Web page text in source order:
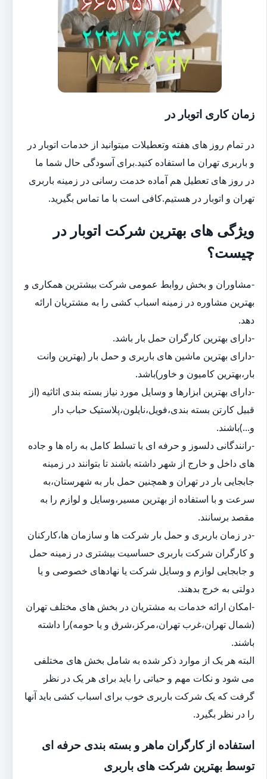
زمان کاری اتوبار در
در تمام روز های هفته وتعطیلات میتوانید از خدمات اتوبار در
و باربری تهران ما استفاده کنید.برای آسودگی حال شما ما
در روز های تعطیل هم آماده خدمت رسانی در زمینه باربری
تهران و اتوبار در هستیم.کافی است با ما تماس بگیرید.
ویژگی های بهترین شرکت اتوبار در
چیست؟
-مشاوران و بخش روابط عمومی شرکت بیشترین همکاری و
بهترین مشاوره در زمینه اسباب کشی را به مشتریان ارائه
دهد.
-دارای بهترین کارگران حمل بار باشد.
-دارای بهترین ماشین های باربری و حمل بار (بهترین وانت
بار،بهترین کامیون و خاور)باشد.
-دارای بهترین ابزارها و وسایل مورد نیاز بسته بندی اثاثیه (از
قبیل کارتن بسته بندی،فویل،نایلون،پلاستیک حباب دار
و...)باشند.
-رانندگانی دلسوز و حرفه ای با تسلط کامل به راه ها و جاده
های داخل و خارج از شهر داشته باشند تا بتوانند در زمینه
جابجایی بار در تهران و همچنین حمل بار به شهرستان،به
سرعت و با استفاده از بهترین مسیر،وسایل و لوازم را به
مقصد برسانند.
-در زمان باربری و حمل بار شرکت ها و سازمان ها،کارکنان
و کارگران شرکت باربری حساسیت بیشتری در زمینه حمل
و جابجایی لوازم و وسایل شرکت یا نهادهای خصوصی و یا
دولتی به خرج بدهند.
-امکان ارائه خدمات به مشتریان در بخش های مختلف تهران
(شمال تهران،غرب تهران،مرکز،شرق و یا حومه)را داشته
باشند.
البته هر یک از موارد ذکر شده به شامل بخش های مختلفی
می شود و نکات مهم و حیاتی را باید برای هر یک در نظر
گرفت که یک شرکت باربری خوب برای اسباب کشی باید آنها
را در نظر بگیرد.
استفاده از کارگران ماهر و بسته بندی حرفه ای
توسط بهترین شرکت های باربری